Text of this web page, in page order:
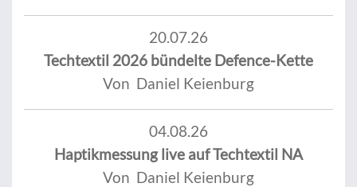
20.07.26
Techtextil 2026 bündelte Defence-Kette
Von Daniel Keienburg
04.08.26
Haptikmessung live auf Techtextil NA
Von Daniel Keienburg